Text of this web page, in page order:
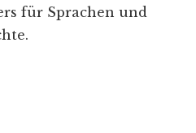
für Sprachen und